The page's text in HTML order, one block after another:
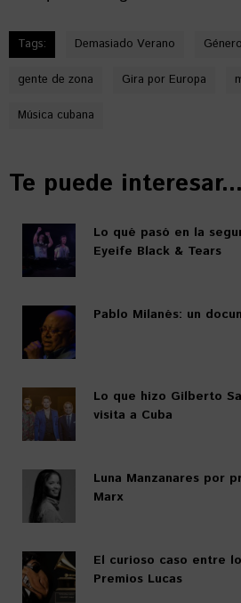
Tags: Demasiado Verano
gente de zona Gira por Europa
Música cubana
Te puede interesar...
Lo qué pasó en la
Eyeife Black & Tears
Pablo Milanés: un
Lo que hizo Gilberto
visita a Cuba
Luna Manzanares por
Marx
El curioso caso entre
Premios Lucas